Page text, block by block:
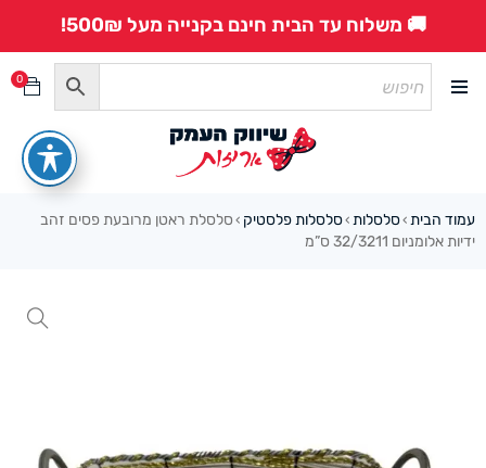
🚚 משלוח עד הבית חינם בקנייה מעל 500₪!
0
עמוד הבית ›סלסלות ›סלסלות פלסטיק › סלסלת ראטן מרובעת פסים זהב
ידיות אלומניום 32/3211 ס”מ